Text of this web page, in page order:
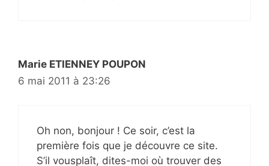
Marie ETIENNEY POUPON
6 mai 2011 à 23:26
Oh non, bonjour ! Ce soir, c’est la
première fois que je découvre ce site.
S’il vousplaît, dites-moi où trouver des